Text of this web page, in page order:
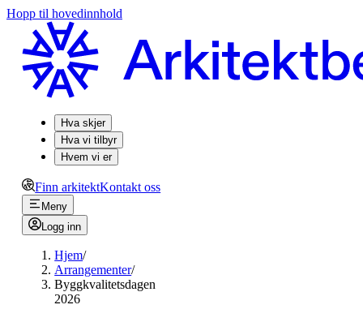
Hopp til hovedinnhold
Hva skjer
Hva vi tilbyr
Hvem vi er
Finn arkitektKontakt oss
Meny
Logg inn
Hjem/
Arrangementer/
Byggkvalitetsdagen
2026